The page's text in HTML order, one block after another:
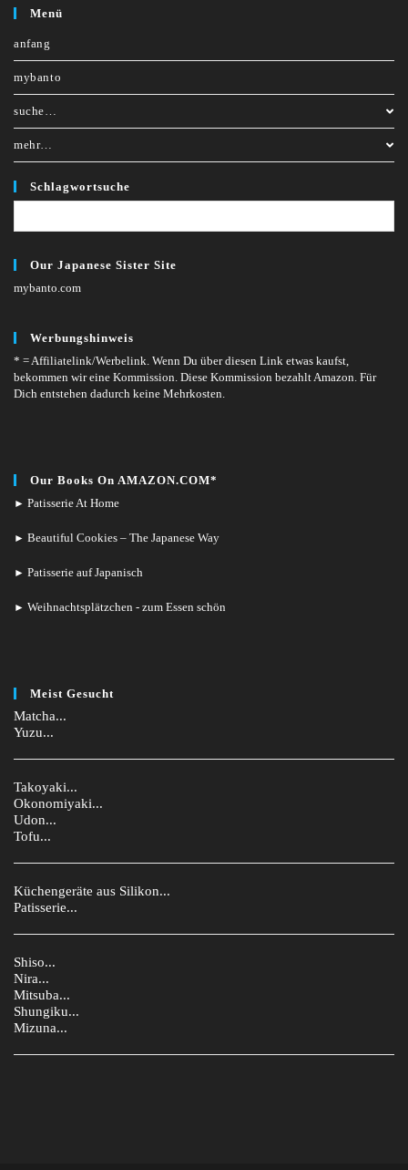
Menü
anfang
mybanto
suche…
mehr…
Schlagwortsuche
Our Japanese Sister Site
mybanto.com
Werbungshinweis
* = Affiliatelink/Werbelink. Wenn Du über diesen Link etwas kaufst,
bekommen wir eine Kommission. Diese Kommission bezahlt Amazon. Für
Dich entstehen dadurch keine Mehrkosten.
Our Books On AMAZON.COM*
► Patisserie At Home
► Beautiful Cookies – The Japanese Way
► Patisserie auf Japanisch
► Weihnachtsplätzchen - zum Essen schön
Meist Gesucht
Matcha...
Yuzu...
Takoyaki...
Okonomiyaki...
Udon...
Tofu...
Küchengeräte aus Silikon...
Patisserie...
Shiso...
Nira...
Mitsuba...
Shungiku...
Mizuna...